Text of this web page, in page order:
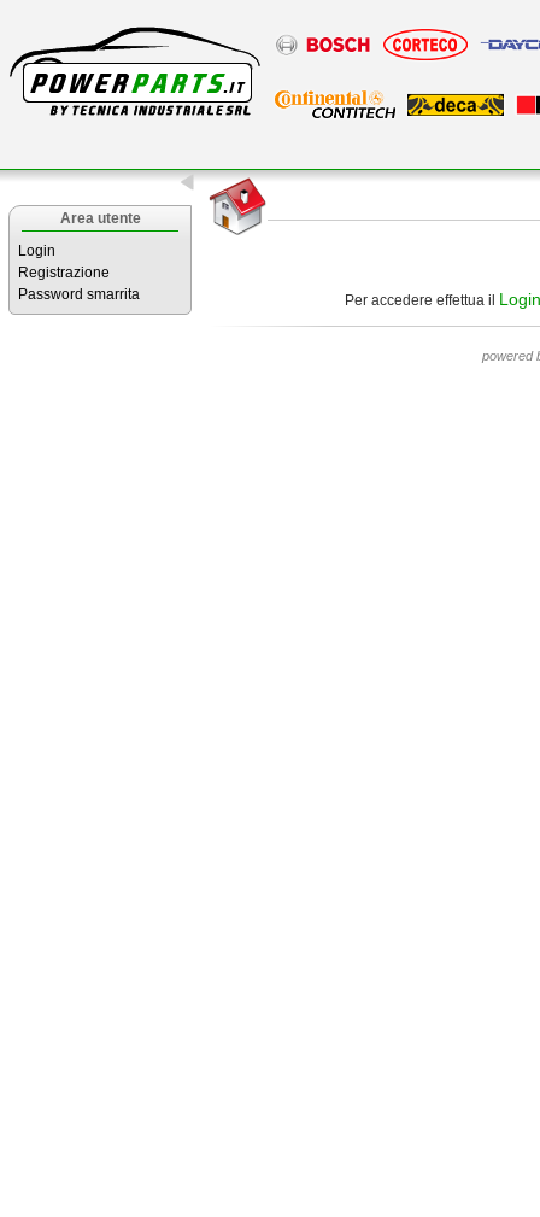
Area utente
Login
Registrazione
Password smarrita
Per accedere effettua il Login
powered